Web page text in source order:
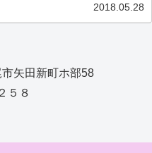
2018.05.28
矢田新町ホ部58
５８